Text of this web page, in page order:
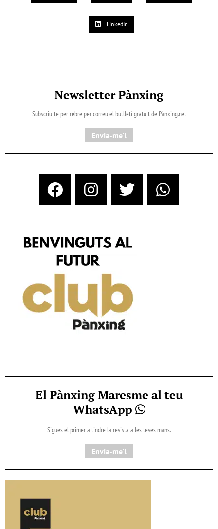
LinkedIn
Newsletter Pànxing
Subscriu-te per rebre per correu el butlletí gratuït de Pànxing.net​
Envia-me'l
El Pànxing Maresme al teu
WhatsApp
Sigues el primer a tindre la revista a les teves mans.
Envia-me'l